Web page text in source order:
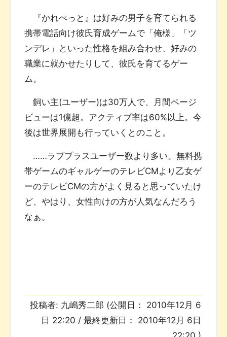
『かれぺっと』は好みの男子を育てられる
携帯電話向け彼氏育成ゲームで「俺様」「ツ
ンデレ」といった性格を組み合わせ、好みの
職業に就かせたりして、彼氏を育てるゲー
ム。
飼い主(ユーザー)は30万人で、月間ページ
ビューは1億超。アクティブ率は60%以上。今
後は世界展開も行っていくとのこと。
……ラブプラスユーザー数より多い。無料携
帯ゲームのギャルゲーのテレビCMより乙女ゲ
ーのテレビCMの方がよく見ると思っていたけ
ど、やはり、女性向けの方が人気なんだろう
なぁ。
投稿者: 九嶋秀二郎 (公開日： 2010年12月 6
日 22:20 / 最終更新日： 2010年12月 6日